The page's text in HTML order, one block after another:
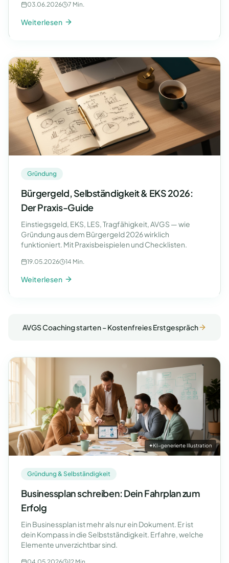
03.06.2026 7 Min.
Weiterlesen
Gründung
Bürgergeld, Selbständigkeit & EKS 2026:
Der Praxis-Guide
Einstiegsgeld, EKS, LES, Tragfähigkeit, AVGS — wie
Gründung aus dem Bürgergeld 2026 wirklich
funktioniert. Mit Praxisbeispielen und Checklisten.
19.05.2026 14 Min.
Weiterlesen
AVGS Coaching starten – Kostenfreies Erstgespräch
✦KI-generierte Illustration
Gründung & Selbständigkeit
Businessplan schreiben: Dein Fahrplan zum
Erfolg
Ein Businessplan ist mehr als nur ein Dokument. Er ist
dein Kompass in die Selbstständigkeit. Erfahre, welche
Elemente unverzichtbar sind.